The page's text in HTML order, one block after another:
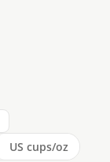
US cups/oz